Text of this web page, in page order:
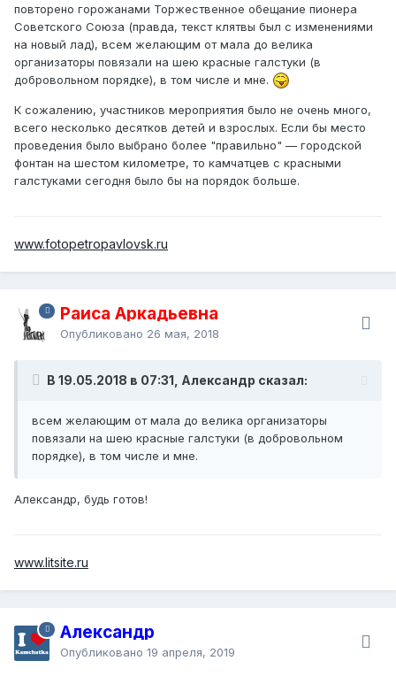
повторено горожанами Торжественное обещание пионера
Советского Союза (правда, текст клятвы был с изменениями
на новый лад), всем желающим от мала до велика
организаторы повязали на шею красные галстуки (в
добровольном порядке), в том числе и мне.
К сожалению, участников мероприятия было не очень много,
всего несколько десятков детей и взрослых. Если бы место
проведения было выбрано более "правильно" — городской
фонтан на шестом километре, то камчатцев с красными
галстуками сегодня было бы на порядок больше.
www.fotopetropavlovsk.ru
Раиса Аркадьевна
Опубликовано 26 мая, 2018
В 19.05.2018 в 07:31, Александр сказал:
всем желающим от мала до велика организаторы
повязали на шею красные галстуки (в добровольном
порядке), в том числе и мне.
Александр, будь готов!
www.litsite.ru
Александр
Опубликовано 19 апреля, 2019